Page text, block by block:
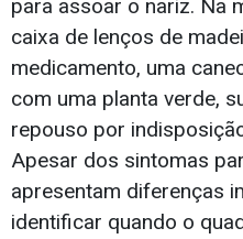
Apesar dos sintomas
apresentam diferenças
identificar quando o